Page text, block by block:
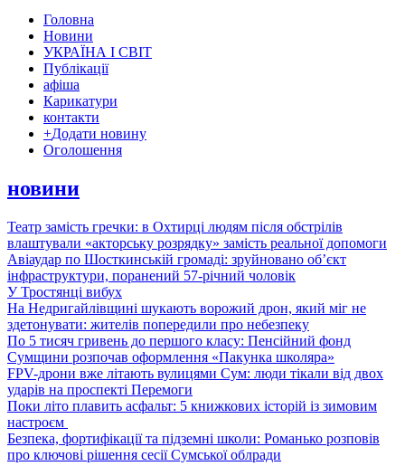
Головна
Новини
УКРАЇНА І СВІТ
Публікації
афіша
Карикатури
контакти
+Додати новину
Оголошення
новини
Театр замість гречки: в Охтирці людям після обстрілів
влаштували «акторську розрядку» замість реальної допомоги
Авіаудар по Шосткинській громаді: зруйновано об’єкт
інфраструктури, поранений 57-річний чоловік
У Тростянці вибух
На Недригайлівщині шукають ворожий дрон, який міг не
здетонувати: жителів попередили про небезпеку
По 5 тисяч гривень до першого класу: Пенсійний фонд
Сумщини розпочав оформлення «Пакунка школяра»
FPV-дрони вже літають вулицями Сум: люди тікали від двох
ударів на проспекті Перемоги
Поки літо плавить асфальт: 5 книжкових історій із зимовим
настроєм
Безпека, фортифікації та підземні школи: Романько розповів
про ключові рішення сесії Сумської облради